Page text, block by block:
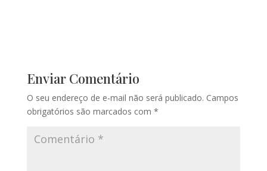
Enviar Comentário
O seu endereço de e-mail não será publicado. Campos
obrigatórios são marcados com *